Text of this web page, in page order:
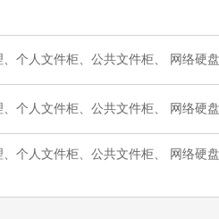
个人文件柜、公共文件柜、 网络硬
个人文件柜、公共文件柜、 网络硬
个人文件柜、公共文件柜、 网络硬